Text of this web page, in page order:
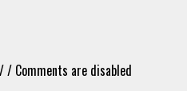
/ / Comments are disabled